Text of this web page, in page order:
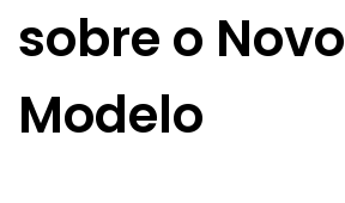
sobre o Novo
Modelo